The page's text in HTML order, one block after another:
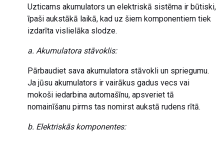
Uzticams akumulators un elektriskā sistēma ir būtiski,
īpaši aukstākā laikā, kad uz šiem komponentiem tiek
izdarīta vislielāka slodze.
a. Akumulatora stāvoklis:
Pārbaudiet sava akumulatora stāvokli un spriegumu.
Ja jūsu akumulators ir vairākus gadus vecs vai
mokoši iedarbina automašīnu, apsveriet tā
nomainīšanu pirms tas nomirst aukstā rudens rītā.
b. Elektriskās komponentes: